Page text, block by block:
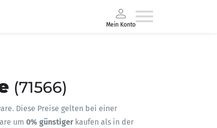
Mein Konto
(71566)
Diese Preise gelten bei einer
um 0% günstigerkaufen als in der